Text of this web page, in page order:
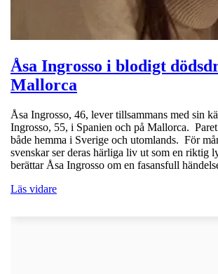
Åsa Ingrosso i blodigt
Mallorca
Åsa Ingrosso, 46, lever tillsammans med sin
Ingrosso, 55, i Spanien och på Mallorca.
både hemma i Sverige och utomlands. För
svenskar ser deras härliga liv ut som en
berättar Åsa Ingrosso om en fasansfull
Läs vidare